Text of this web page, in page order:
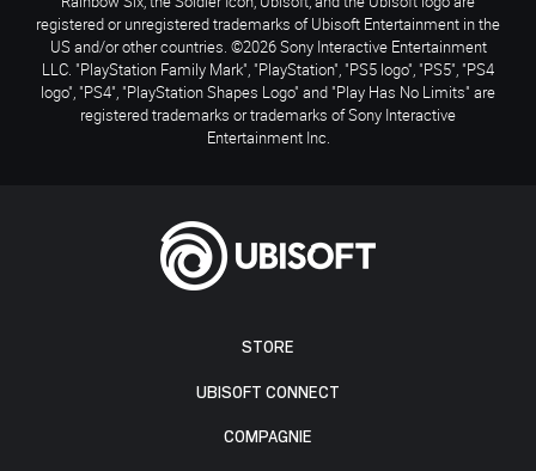
STORE
UBISOFT CONNECT
COMPAGNIE
registered or unregistered trademarks of Ubisoft Entertainment in the
US and/or other countries. ©2026 Sony Interactive Entertainment
LLC. "PlayStation Family Mark", "PlayStation", "PS5 logo", "PS5", "PS4
logo", "PS4", "PlayStation Shapes Logo" and "Play Has No Limits" are
registered trademarks or trademarks of Sony Interactive
Entertainment Inc.